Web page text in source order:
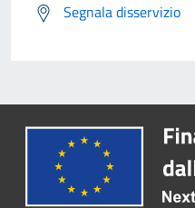
Segnala disservizio